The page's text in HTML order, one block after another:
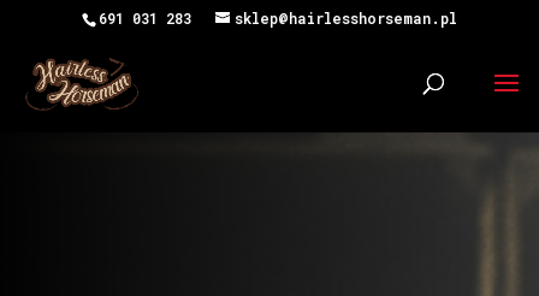
691 031 283 sklep@hairlesshorseman.pl